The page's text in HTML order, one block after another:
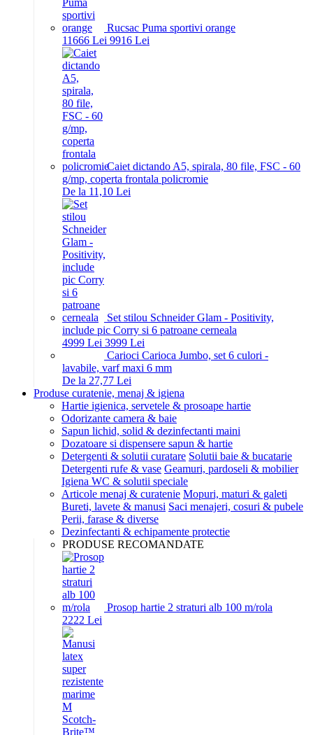
Rucsac Puma sportivi orange
11666 Lei 9916 Lei
Caiet dictando A5, spirala, 80 file, FSC - 60
g/mp, coperta frontala policromie
De la 11,10 Lei
Set stilou Schneider Glam - Positivity,
include pic Corry si 6 patroane cerneala
4999 Lei 3999 Lei
Carioci Carioca Jumbo, set 6 culori -
lavabile, varf maxi 6 mm
De la 27,77 Lei
Produse curatenie, menaj & igiena
Hartie igienica, servetele & prosoape hartie
Odorizante camera & baie
Sapun lichid, solid & dezinfectanti maini
Dozatoare si dispensere sapun & hartie
Detergenti & solutii curatare Solutii baie & bucatarie
Detergenti rufe & vase Geamuri, pardoseli & mobilier
Igiena WC & solutii speciale
Articole menaj & curatenie Mopuri, maturi & galeti
Bureti, lavete & manusi Saci menajeri, cosuri & pubele
Perii, farase & diverse
Dezinfectanti & echipamente protectie
PRODUSE RECOMANDATE
Prosop hartie 2 straturi alb 100 m/rola
2222 Lei